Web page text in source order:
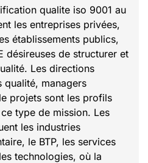
qualite iso 9001 au
les entreprises privées,
établissements publics,
désireuses de structurer et
Les directions
qualité, managers
projets sont les profils
type de mission. Les
les industries
le BTP, les services
technologies, où la